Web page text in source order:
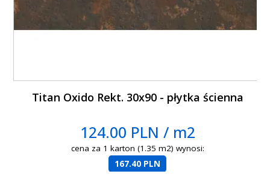
Titan Oxido Rekt. 30x90 - płytka ścienna
124.00 PLN / m2
cena za 1 karton (1.35 m2) wynosi:
167.40 PLN